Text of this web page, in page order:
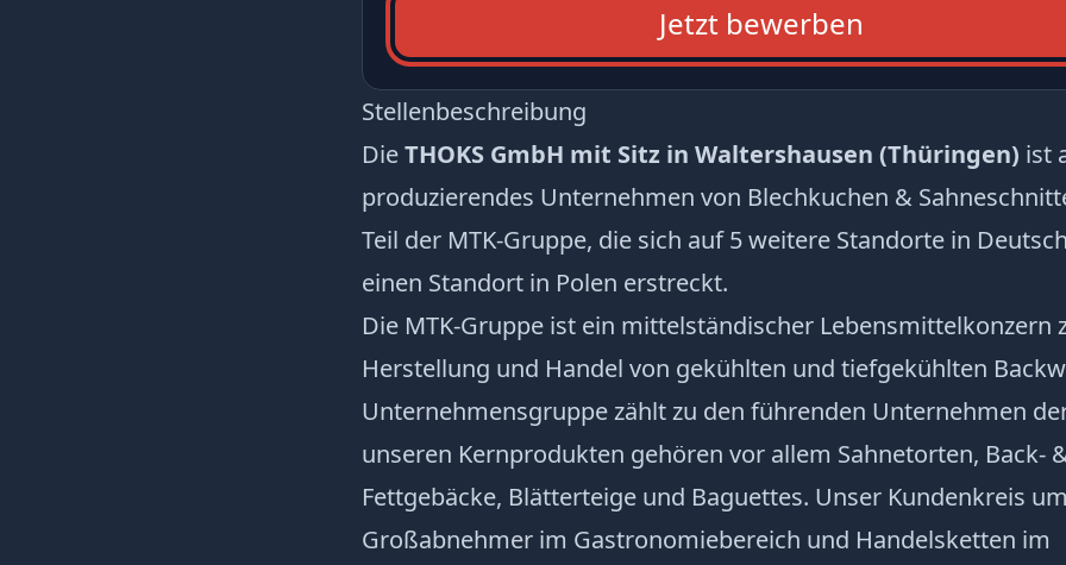
Jetzt bewerben
Stellenbeschreibung
DieTHOKS GmbH mit Sitz in Waltershausen (Thüringen) ist
produzierendes Unternehmen von Blechkuchen &
Teil der MTK-Gruppe, die sich auf 5 weitere Standorte in
einen Standort in Polen erstreckt.
Die MTK-Gruppe ist ein mittelständischer Lebensmittelkonzern
Herstellung und Handel von gekühlten und tiefgekühlten
Unternehmensgruppe zählt zu den führenden Unternehmen
unseren Kernprodukten gehören vor allem Sahnetorten, Back-
Fettgebäcke, Blätterteige und Baguettes. Unser Kundenkreis
Großabnehmer im Gastronomiebereich und Handelsketten im